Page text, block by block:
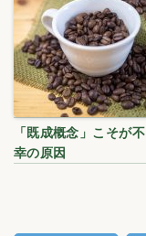
「既成概念」こそが不
幸の原因